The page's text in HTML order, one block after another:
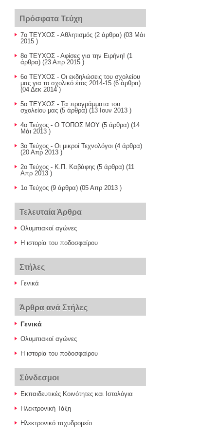
Πρόσφατα Τεύχη
7ο ΤΕΥΧΟΣ - Αθλητισμός (2 άρθρα) (03 Μάι
2015 )
8ο ΤΕΥΧΟΣ - Αφίσες για την Ειρήνη! (1
άρθρα) (23 Απρ 2015 )
6ο ΤΕΥΧΟΣ - Οι εκδηλώσεις του σχολείου
μας για το σχολικό έτος 2014-15 (6 άρθρα)
(04 Δεκ 2014 )
5ο ΤΕΥΧΟΣ - Τα προγράμματα του
σχολείου μας (5 άρθρα) (13 Ιουν 2013 )
4ο Τεύχος - Ο ΤΟΠΟΣ ΜΟΥ (5 άρθρα) (14
Μάι 2013 )
3ο Τεύχος - Οι μικροί Τεχνολόγοι (4 άρθρα)
(20 Απρ 2013 )
2o Τεύχος - Κ.Π. Καβάφης (5 άρθρα) (11
Απρ 2013 )
1ο Τεύχος (9 άρθρα) (05 Απρ 2013 )
Τελευταία Άρθρα
Ολυμπιακοί αγώνες
Η ιστορία του ποδοσφαίρου
Στήλες
Γενικά
Άρθρα ανά Στήλες
Γενικά
Ολυμπιακοί αγώνες
Η ιστορία του ποδοσφαίρου
Σύνδεσμοι
Εκπαιδευτικές Κοινότητες και Ιστολόγια
Ηλεκτρονική Τάξη
Ηλεκτρονικό ταχυδρομείο